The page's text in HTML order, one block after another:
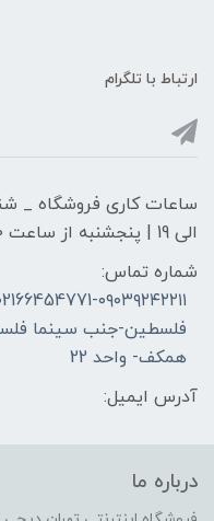
ارتباط با تلگرام
الی 19 | پنجشنبه از ساعت 10 الی 14
شماره تماس:
فلسطین-جنب سینما
همکف- واحد 22
آدرس ایمیل:
درباره ما